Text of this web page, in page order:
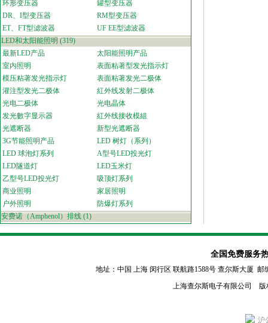
环形变压器
罐型变压器
DR、I型变压器
RM型变压器
ET、FT型滤波器
UF EE型滤波器
LED和太阳能照明 (319)
最新LED产品
太阳能照明产品
室内照明
表面粘著型发光指示灯
模压粘著发光指示灯
表面粘著发光二极体
灌注型发光二极体
紅外线发射二极体
光电二极体
光电晶体
发光數字显示器
紅外线接收模組
光遮断器
新型光遮断器
3G节能照明产品
LED 树灯（系列）
LED 球泡灯系列
A型号LED投光灯
LED隧道灯
LED玉米灯
乙型号LED投光灯
吸顶灯系列
商业照明
家居照明
户外照明
防爆灯系列
安费诺（Amphenol）排线 (1)
全国免费服务
地址：中国 上海 闵行区 联航路1588号 查尔斯大厦 邮
上海查尔斯电子有限公司
沪